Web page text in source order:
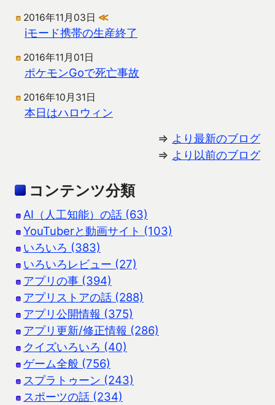
2016年11月03日 ≪
iモード携帯の生産終了
2016年11月01日
ポケモンGoで死亡事故
2016年10月31日
本日はハロウィン
⇒ より最新のブログ
⇒ より以前のブログ
コンテンツ分類
AI（人工知能）の話 (63)
YouTuberと動画サイト (103)
いろいろ (383)
いろいろレビュー (27)
アプリの事 (394)
アプリストアの話 (288)
アプリ公開情報 (375)
アプリ更新/修正情報 (286)
クイズいろいろ (40)
ゲーム全般 (756)
スプラトゥーン (243)
スポーツの話 (234)